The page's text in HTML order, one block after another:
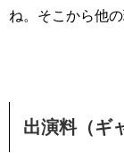
ね。そこから他
出演料（ギ